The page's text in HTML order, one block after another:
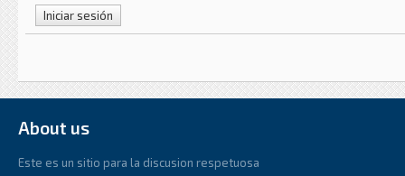
About us
Este es un sitio para la discusion respetuosa